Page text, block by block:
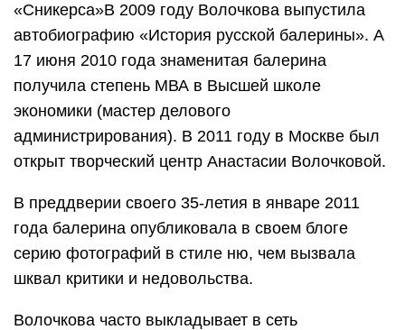
«Сникерса»В 2009 году Волочкова выпустила
автобиографию «История русской балерины». А
17 июня 2010 года знаменитая балерина
получила степень МВА в Высшей школе
экономики (мастер делового
администрирования). В 2011 году в Москве был
открыт творческий центр Анастасии Волочковой.
В преддверии своего 35-летия в январе 2011
года балерина опубликовала в своем блоге
серию фотографий в стиле ню, чем вызвала
шквал критики и недовольства.
Волочкова часто выкладывает в сеть